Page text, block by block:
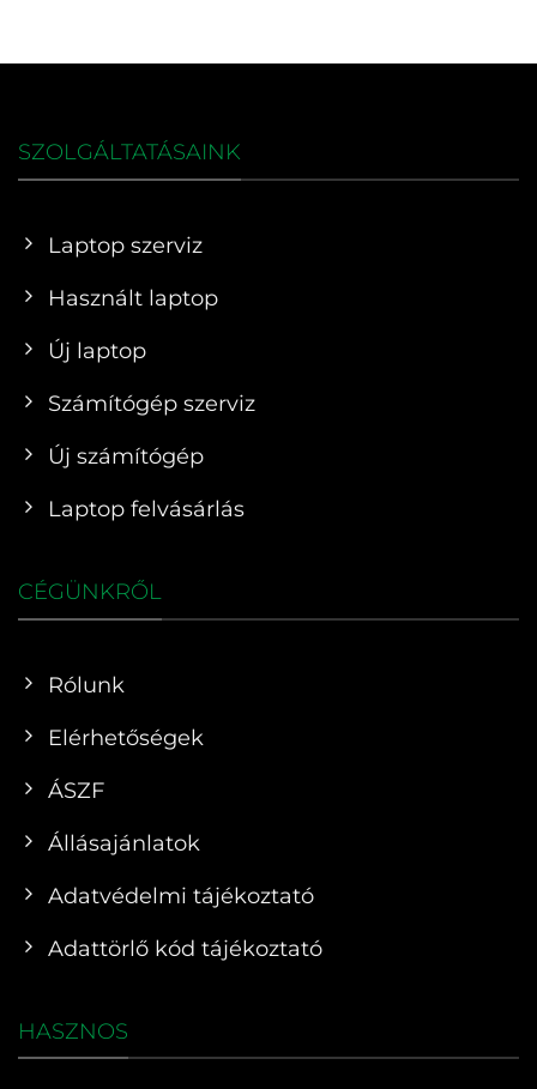
SZOLGÁLTATÁSAINK
Laptop szerviz
Használt laptop
Új laptop
Számítógép szerviz
Új számítógép
Laptop felvásárlás
CÉGÜNKRŐL
Rólunk
Elérhetőségek
ÁSZF
Állásajánlatok
Adatvédelmi tájékoztató
Adattörlő kód tájékoztató
HASZNOS